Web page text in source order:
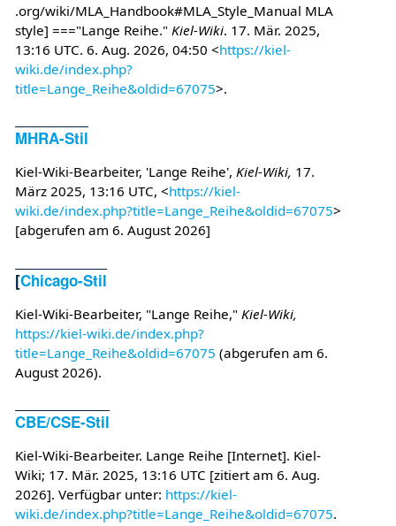
.org/wiki/MLA_Handbook#MLA_Style_Manual MLA
style] ==="Lange Reihe." Kiel-Wiki. 17. Mär. 2025,
13:16 UTC. 6. Aug. 2026, 04:50 <https://kiel-
wiki.de/index.php?
title=Lange_Reihe&oldid=67075>.
MHRA-Stil
Kiel-Wiki-Bearbeiter, 'Lange Reihe', Kiel-Wiki, 17.
März 2025, 13:16 UTC, <https://kiel-
wiki.de/index.php?title=Lange_Reihe&oldid=67075>
[abgerufen am 6. August 2026]
[Chicago-Stil
Kiel-Wiki-Bearbeiter, "Lange Reihe," Kiel-Wiki,
https://kiel-wiki.de/index.php?
title=Lange_Reihe&oldid=67075 (abgerufen am 6.
August 2026).
CBE/CSE-Stil
Kiel-Wiki-Bearbeiter. Lange Reihe [Internet]. Kiel-
Wiki; 17. Mär. 2025, 13:16 UTC [zitiert am 6. Aug.
2026]. Verfügbar unter: https://kiel-
wiki.de/index.php?title=Lange_Reihe&oldid=67075.